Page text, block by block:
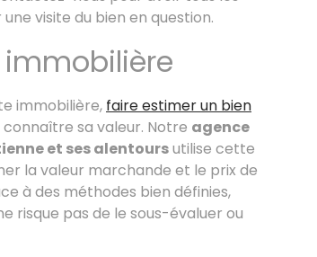
visite du bien en question.
immobilière, faire estimer un bien
sa valeur. Notre agence
et ses alentoursutilise cette
la valeur marchande et le prix de
à des méthodes bien définies,
risque pas de le sous-évaluer ou